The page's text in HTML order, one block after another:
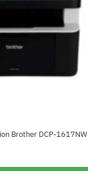
Brother DCP-1617NW